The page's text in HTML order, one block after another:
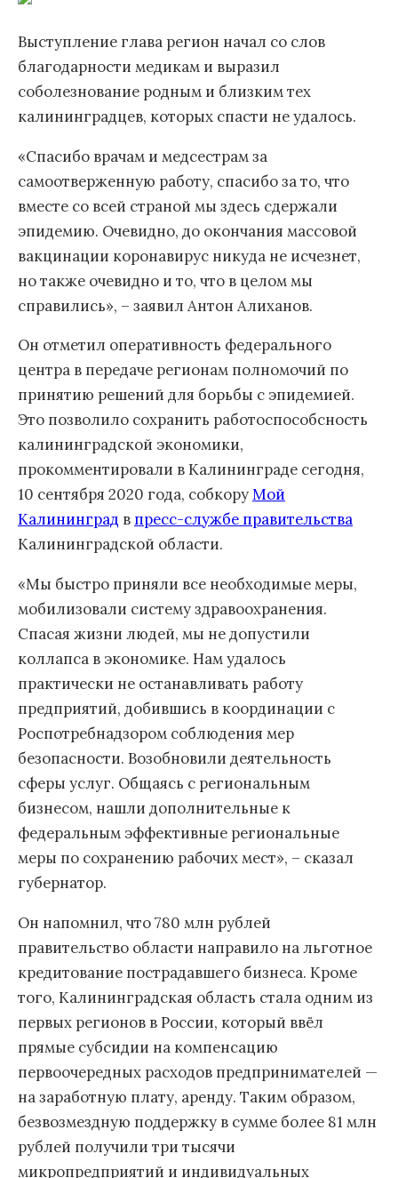
Выступление глава регион начал со слов
благодарности медикам и выразил
соболезнование родным и близким тех
калининградцев, которых спасти не удалось.
«Спасибо врачам и медсестрам за
самоотверженную работу, спасибо за то, что
вместе со всей страной мы здесь сдержали
эпидемию. Очевидно, до окончания массовой
вакцинации коронавирус никуда не исчезнет,
но также очевидно и то, что в целом мы
справились», – заявил Антон Алиханов.
Он отметил оперативность федерального
центра в передаче регионам полномочий по
принятию решений для борьбы с эпидемией.
Это позволило сохранить работоспособсность
калининградской экономики,
прокомментировали в Калининграде сегодня,
10 сентября 2020 года, собкоруМой
Калининград в пресс-службе правительства
Калининградской области.
«Мы быстро приняли все необходимые меры,
мобилизовали систему здравоохранения.
Спасая жизни людей, мы не допустили
коллапса в экономике. Нам удалось
практически не останавливать работу
предприятий, добившись в координации с
Роспотребнадзором соблюдения мер
безопасности. Возобновили деятельность
сферы услуг. Общаясь с региональным
бизнесом, нашли дополнительные к
федеральным эффективные региональные
меры по сохранению рабочих мест», – сказал
губернатор.
Он напомнил, что 780 млн рублей
правительство области направило на льготное
кредитование пострадавшего бизнеса. Кроме
того, Калининградская область стала одним из
первых регионов в России, который ввёл
прямые субсидии на компенсацию
первоочередных расходов предпринимателей —
на заработную плату, аренду. Таким образом,
безвозмездную поддержку в сумме более 81 млн
рублей получили три тысячи
микропредприятий и индивидуальных